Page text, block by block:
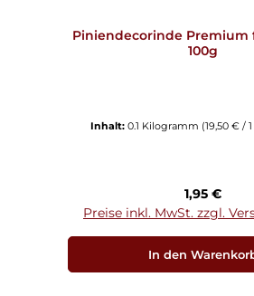
Piniendecorinde Premium
100g
Inhalt: 0.1 Kilogramm (19,50 € /
Regulärer
1,95 €
Preise inkl. MwSt. zzgl.
In den